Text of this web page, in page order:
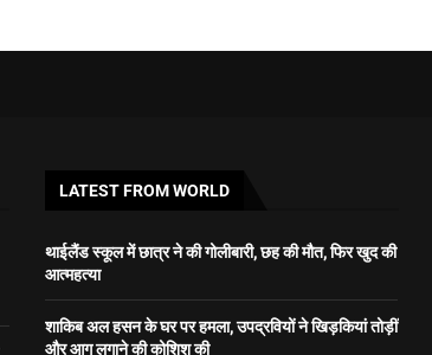
LATEST FROM WORLD
थाईलैंड स्कूल में छात्र ने की गोलीबारी, छह की मौत, फिर खुद की
आत्महत्या
शाकिब अल हसन के घर पर हमला, उपद्रवियों ने खिड़कियां तोड़ीं
और आग लगाने की कोशिश की